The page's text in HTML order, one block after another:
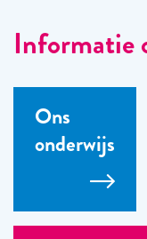
Informatie
Ons
onderwijs